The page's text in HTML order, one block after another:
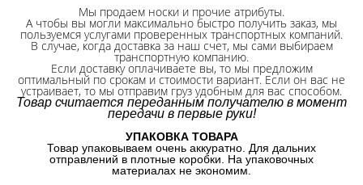
Мы продаем носки и прочие атрибуты.
А чтобы вы могли максимально быстро получить заказ, мы
пользуемся услугами проверенных транспортных компаний.
В случае, когда доставка за наш счет, мы сами выбираем
транспортную компанию.
Если доставку оплачиваете вы, то мы предложим
оптимальный по срокам и стоимости вариант. Если он вас не
устраивает, то мы отправим груз удобным для вас способом.
Товар считается переданным получателю в момент
передачи в первые руки!
УПАКОВКА ТОВАРА
Товар упаковываем очень аккуратно. Для дальних
отправлений в плотные коробки. На упаковочных
материалах не экономим.